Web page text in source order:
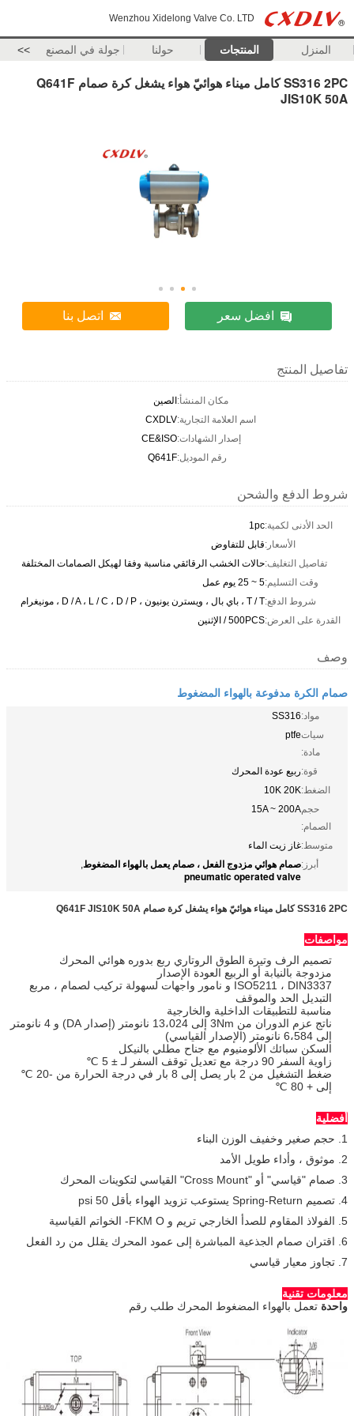
Wenzhou Xidelong Valve Co. LTD
المنزل المنتجات حولنا جولة في المصنع >>
SS316 2PC كامل ميناء هوائيّ هواء يشغل كرة صمام Q641F
JIS10K 50A
افضل سعر اتصل بنا
تفاصيل المنتج
مكان المنشأ:الصين
اسم العلامة التجارية:CXDLV
إصدار الشهادات:CE&ISO
رقم الموديل:Q641F
شروط الدفع والشحن
الحد الأدنى لكمية:1pc
الأسعار:قابل للتفاوض
تفاصيل التغليف:حالات الخشب الرقائقي مناسبة وفقا لهيكل الصمامات المختلفة
وقت التسليم:5 ~ 25 يوم عمل
شروط الدفع:T / T ، باي بال ، ويسترن يونيون ، D / A ، L / C ، D / P ، مونيغرام
القدرة على العرض:500PCS / الإثنين
وصف
صمام الكرة مدفوعة بالهواء المضغوط
مواد:SS316
سيات
مادة:
ptfe
قوة:ربيع عودة المحرك
الضغط:10K 20K
حجم
الصمام:
15A ~ 200A
متوسط:غاز زيت الماء
أبرز:صمام هوائي مزدوج الفعل ، صمام يعمل بالهواء المضغوط,
pneumatic operated valve
SS316 2PC كامل ميناء هوائيّ هواء يشغل كرة صمام Q641F JIS10K 50A
مواصفات
تصميم الرف وتيرة الطوق الروتاري ربع بدوره هوائي المحرك
مزدوجة بالنيابة أو الربيع العودة الإصدار
ISO5211 ، DIN3337 و نامور واجهات لسهولة تركيب لصمام ، مربع
التبديل الحد والموقف
مناسبة للتطبيقات الداخلية والخارجية
ناتج عزم الدوران من 3Nm إلى 13،024 نانومتر (إصدار DA) و 4 نانومتر
إلى 6،584 نانومتر (الإصدار القياسي)
السكن سبائك الألومنيوم مع جناح مطلي بالنيكل
زاوية السفر 90 درجة مع تعديل توقف السفر لـ ± 5 ℃
ضغط التشغيل من 2 بار يصل إلى 8 بار في درجة الحرارة من -20 ℃
إلى + 80 ℃
أفضلية
1. حجم صغير وخفيف الوزن البناء
2. موثوق ، وأداء طويل الأمد
3. صمام "قياسي" أو "Cross Mount" القياسي لتكوينات المحرك
4. تصميم Spring-Return يستوعب تزويد الهواء بأقل 50 psi
5. الفولاذ المقاوم للصدأ الخارجي تريم و FKM O- الخواتم القياسية
6. اقتران صمام الجذعية المباشرة إلى عمود المحرك يقلل من رد الفعل
7. تجاوز معيار قياسي
معلومات تقنية
واحدة تعمل بالهواء المضغوط المحرك طلب رقم